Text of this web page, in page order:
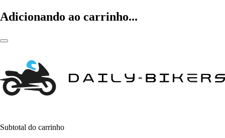
Adicionando ao carrinho...
Subtotal do carrinho